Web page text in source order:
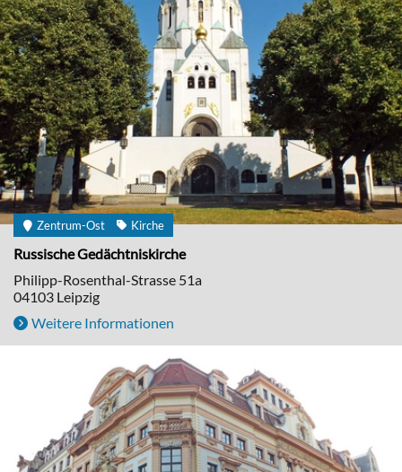
Zentrum-Ost Kirche
Russische Gedächtniskirche
Philipp-Rosenthal-Strasse 51a
04103 Leipzig
Weitere Informationen